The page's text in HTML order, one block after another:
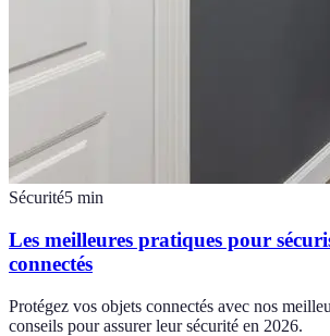
Sécurité5 min
Les meilleures pratiques pour
connectés
Protégez vos objets connectés avec nos
conseils pour assurer leur sécurité en 2026.